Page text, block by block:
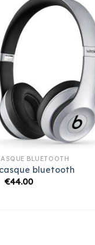
BLUETOOTH
bluetooth
€44.00